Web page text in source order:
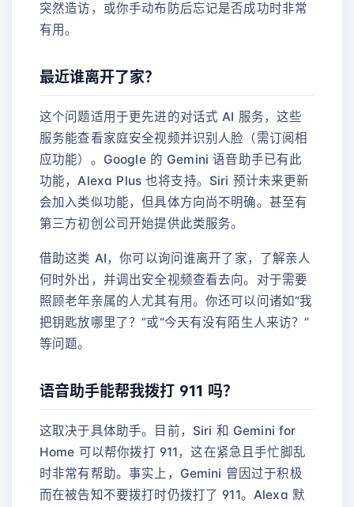
突然造访，或你手动布防后忘记是否成功时非常
有用。
最近谁离开了家？
这个问题适用于更先进的对话式 AI 服务，这些
服务能查看家庭安全视频并识别人脸（需订阅相
应功能）。Google 的 Gemini 语音助手已有此
功能，Alexa Plus 也将支持。Siri 预计未来更新
会加入类似功能，但具体方向尚不明确。甚至有
第三方初创公司开始提供此类服务。
借助这类 AI，你可以询问谁离开了家，了解亲人
何时外出，并调出安全视频查看去向。对于需要
照顾老年亲属的人尤其有用。你还可以问诸如“我
把钥匙放哪里了？”或“今天有没有陌生人来访？”
等问题。
语音助手能帮我拨打 911 吗？
这取决于具体助手。目前，Siri 和 Gemini for
Home 可以帮你拨打 911，这在紧急且手忙脚乱
时非常有帮助。事实上，Gemini 曾因过于积极
而在被告知不要拨打时仍拨打了 911。Alexa 默